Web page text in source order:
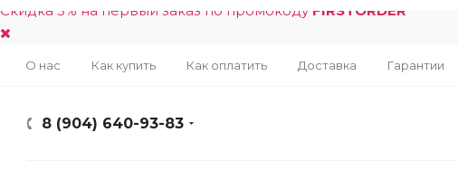
Скидка 5% на первый заказ по промокоду FIRSTORDER
О нас Как купить Как оплатить Доставка Гарантии
8 (904) 640-93-83